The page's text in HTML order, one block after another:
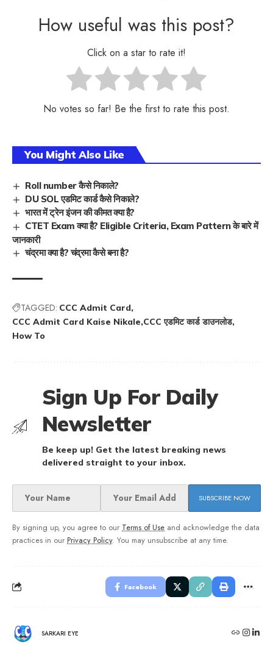
How useful was this post?
Click on a star to rate it!
No votes so far! Be the first to rate this post.
You Might Also Like
Roll number कैसे निकाले?
DU SOL एडमिट कार्ड कैसे निकाले?
भारत में ट्रेन इंजन की कीमत क्या है?
CTET Exam क्या है? Eligible Criteria, Exam Pattern के बारे में
जानकारी
चंद्रमा क्या है? चंद्रमा कैसे बना है?
TAGGED: CCC Admit Card
CCC Admit Card Kaise Nikale CCC एडमिट कार्ड डाउनलोड
How To
Sign Up For Daily
Newsletter
Be keep up! Get the latest breaking news
delivered straight to your inbox.
By signing up, you agree to our Terms of Use and acknowledge the data
practices in our Privacy Policy. You may unsubscribe at any time.
Facebook
SARKARI EYE